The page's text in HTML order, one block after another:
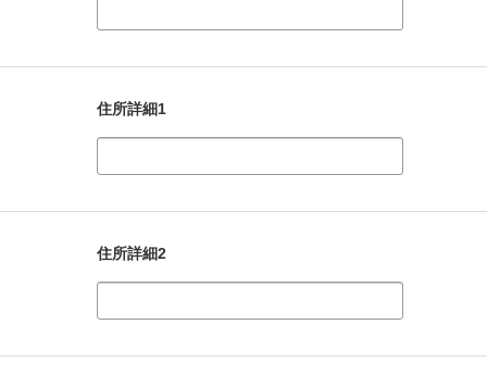
住所詳細1
住所詳細2